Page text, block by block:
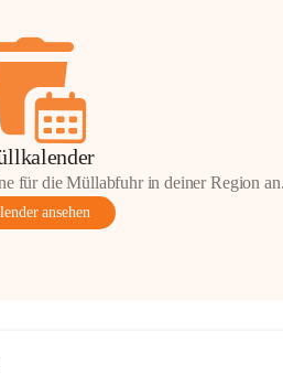
für die Müllabfuhr in deiner Region an.
ansehen